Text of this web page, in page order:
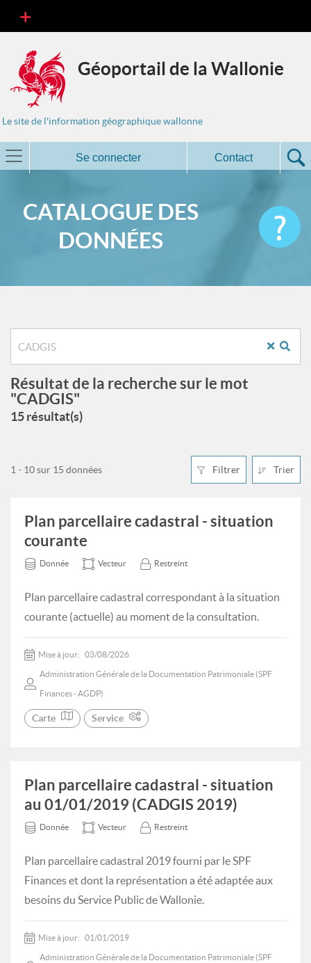
Géoportail de la Wallonie
Le site de l'information géographique wallonne
Se connecter Contact
CATALOGUE DES
DONNÉES
Résultat de la recherche sur le mot
"CADGIS"
15 résultat(s)
Filtrer Trier
1 - 10 sur 15 données
Plan parcellaire cadastral - situation
courante
Donnée Vecteur Restreint
Plan parcellaire cadastral correspondant à la situation
courante (actuelle) au moment de la consultation.
Mise à jour: 03/08/2026
Administration Générale de la Documentation Patrimoniale (SPF
Finances - AGDP)
Carte Service
Plan parcellaire cadastral - situation
au 01/01/2019 (CADGIS 2019)
Donnée Vecteur Restreint
Plan parcellaire cadastral 2019 fourni par le SPF
Finances et dont la représentation a été adaptée aux
besoins du Service Public de Wallonie.
Mise à jour: 01/01/2019
Administration Générale de la Documentation Patrimoniale (SPF